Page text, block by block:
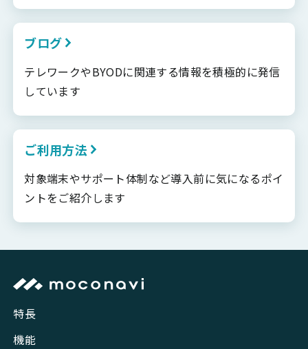
ブログ
テレワークやBYODに関連する情報を積極的に発信
しています
ご利用方法
対象端末やサポート体制など導入前に気になるポイ
ントをご紹介します
特長
機能